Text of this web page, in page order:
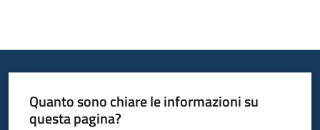
Quanto sono chiare le informazioni su
questa pagina?